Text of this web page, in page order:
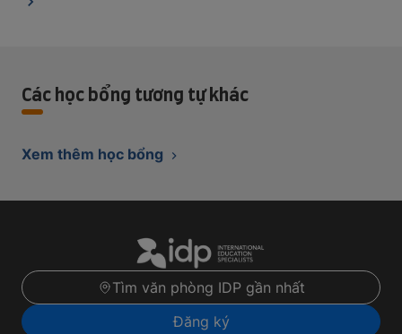
Các học bổng tương tự khác
Xem thêm học bổng
Tìm văn phòng IDP gần nhất
Đăng ký